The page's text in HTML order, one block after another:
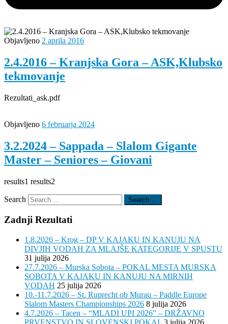
Objavljeno 2 aprila 2016
2.4.2016 – Kranjska Gora – ASK,Klubsko
tekmovanje
Rezultati_ask.pdf
Objavljeno 6 februarja 2024
3.2.2024 – Sappada – Slalom Gigante
Master – Seniores – Giovani
results1 results2
Search Search …
Zadnji Rezultati
1.8.2026 – Krog – DP V KAJAKU IN KANUJU NA
DIVJIH VODAH ZA MLAJŠE KATEGORIJE V SPUSTU
31 julija 2026
27.7.2026 – Murska Sobota – POKAL MESTA MURSKA
SOBOTA V KAJAKU IN KANUJU NA MIRNIH
VODAH 25 julija 2026
10.-11.7.2026 – St. Ruprecht ob Murau – Paddle Europe
Slalom Masters Championships 2026 8 julija 2026
4.7.2026 – Tacen – “MLADI UPI 2026” – DRŽAVNO
PRVENSTVO IN SLOVENSKI POKAL 3 julija 2026